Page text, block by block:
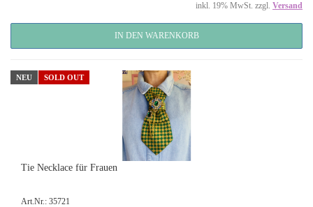
inkl. 19% MwSt. zzgl. Versand
IN DEN WARENKORB
NEU SOLD OUT
Tie Necklace für Frauen
Art.Nr.: 35721